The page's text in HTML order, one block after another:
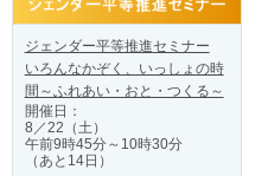
ジェンダー平等推進セミナー
いろんなかぞく、いっしょの時
間～ふれあい・おと・つくる～
開催日：
8／22（土）
午前9時45分～10時30分
（あと14日）